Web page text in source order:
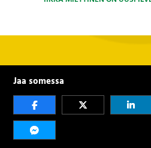
Jaa somessa